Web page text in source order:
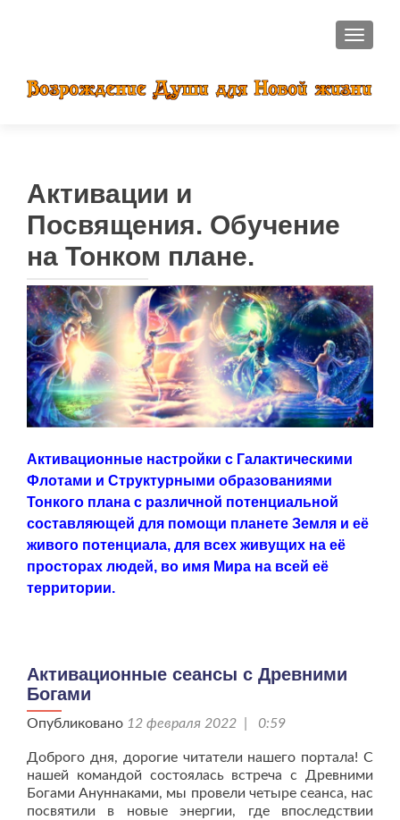
Активации и
Посвящения. Обучение
на Тонком плане.
Активационные настройки с Галактическими
Флотами и Структурными образованиями
Тонкого плана с различной потенциальной
составляющей для помощи планете Земля и её
живого потенциала, для всех живущих на её
просторах людей, во имя Мира на всей её
территории.
Активационные сеансы с Древними
Богами
Опубликовано 12 февраля 2022 | 0:59
Доброго дня, дорогие читатели нашего портала! С
нашей командой состоялась встреча с Древними
Богами Ануннаками, мы провели четыре сеанса, нас
посвятили в новые энергии, где впоследствии